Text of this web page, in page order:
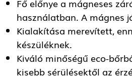
Fő előnye a mágneses
használatban. A mágnes
Kialakítása merevített,
készüléknek.
Kiváló minőségű eco-
kisebb sérülésektől az